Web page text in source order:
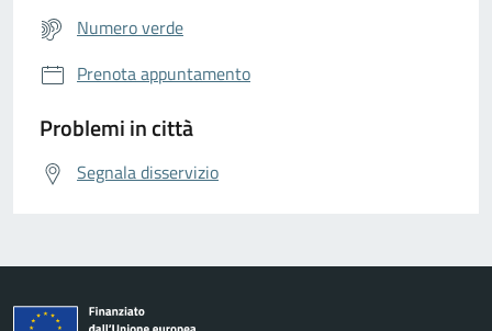
Numero verde
Prenota appuntamento
Problemi in città
Segnala disservizio